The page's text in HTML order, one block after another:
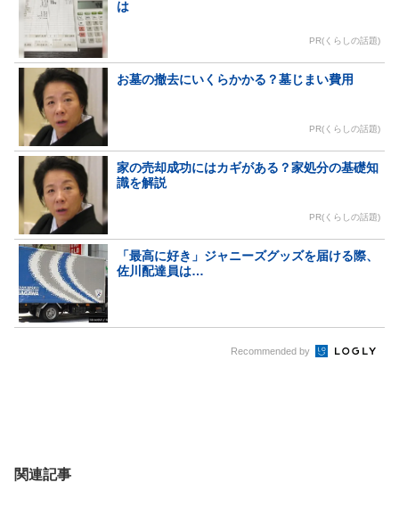
は
PR(くらしの話題)
お墓の撤去にいくらかかる？墓じまい費用
PR(くらしの話題)
家の売却成功にはカギがある？家処分の基礎知
識を解説
PR(くらしの話題)
「最高に好き」ジャニーズグッズを届ける際、
佐川配達員は…
Recommended by
関連記事